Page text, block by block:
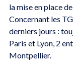
la mise en place
Concernant les
derniers jours :
Paris et Lyon, 2
Montpellier.